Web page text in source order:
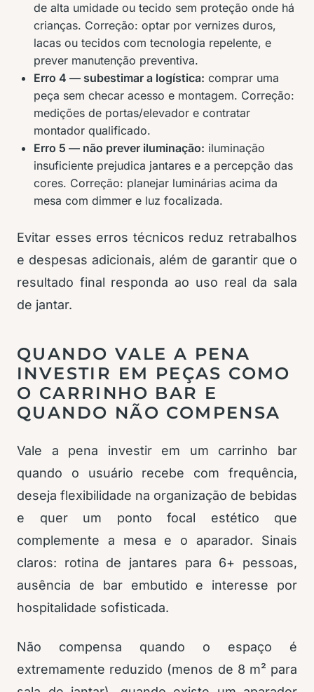
de alta umidade ou tecido sem proteção onde há
crianças. Correção: optar por vernizes duros,
lacas ou tecidos com tecnologia repelente, e
prever manutenção preventiva.
Erro 4 — subestimar a logística: comprar uma
peça sem checar acesso e montagem. Correção:
medições de portas/elevador e contratar
montador qualificado.
Erro 5 — não prever iluminação: iluminação
insuficiente prejudica jantares e a percepção das
cores. Correção: planejar luminárias acima da
mesa com dimmer e luz focalizada.
Evitar esses erros técnicos reduz retrabalhos
e despesas adicionais, além de garantir que o
resultado final responda ao uso real da sala
de jantar.
QUANDO VALE A PENA
INVESTIR EM PEÇAS COMO
O CARRINHO BAR E
QUANDO NÃO COMPENSA
Vale a pena investir em um carrinho bar
quando o usuário recebe com frequência,
deseja flexibilidade na organização de bebidas
e quer um ponto focal estético que
complemente a mesa e o aparador. Sinais
claros: rotina de jantares para 6+ pessoas,
ausência de bar embutido e interesse por
hospitalidade sofisticada.
Não compensa quando o espaço é
extremamente reduzido (menos de 8 m² para